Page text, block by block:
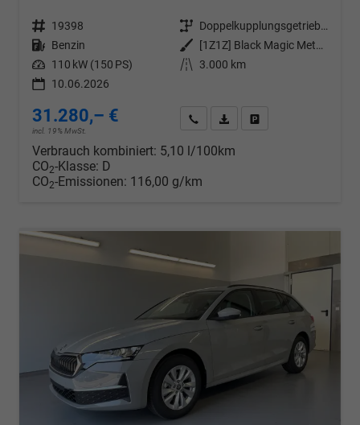
Fahrzeugnr. 19398 Getriebe
Doppelkupplungsgetriebe (DSG)
Kraftstoff Benzin Außenfarbe
[1Z1Z] Black Magic Metallic
Leistung 110 kW (150 PS) Kilometerstand
3.000 km
10.06.2026
31.280,– €
incl. 19% MwSt.
Wir rufen Sie anPDF-Datei, Fahrzeugexposé
Verbrauch kombiniert: 5,10 l/100km
CO2-Klasse: D
CO2-Emissionen: 116,00 g/km